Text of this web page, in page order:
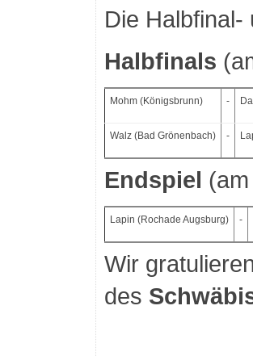
Die Halbfinal-
Halbfinals
Mohm (Königsbrunn) -
Walz (Bad Grönenbach) -
Endspiel
Lapin (Rochade Augsburg) -
Wir
des